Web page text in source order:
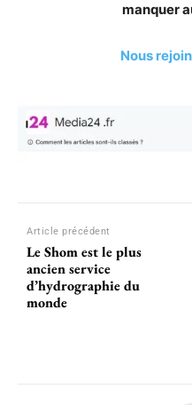
manquer
Nous
Article précédent
Le Shom est le plus
ancien service
d’hydrographie du
monde